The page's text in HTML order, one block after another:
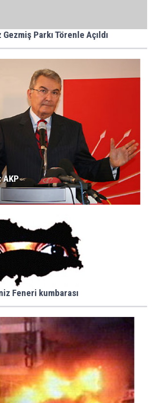
Parkı Törenle Açıldı
AKP
Feneri kumbarası